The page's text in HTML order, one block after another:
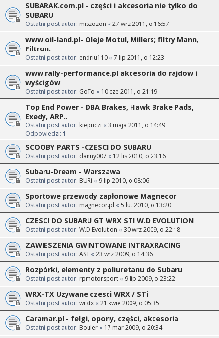
SUBARAK.com.pl - części i akcesoria nie tylko do
SUBARU
Ostatni post autor: miszozon « 27 wrz 2011, o 16:57
www.oil-land.pl- Oleje Motul, Millers; filtry Mann,
Filtron.
Ostatni post autor: endriu110 « 7 lip 2011, o 12:23
www.rally-performance.pl akcesoria do rajdow i
wyścigów
Ostatni post autor: GoTo « 10 cze 2011, o 21:19
Top End Power - DBA Brakes, Hawk Brake Pads,
Exedy, ARP..
Ostatni post autor: kiepuczi « 3 maja 2011, o 14:49
Odpowiedzi: 1
SCOOBY PARTS -CZESCI DO SUBARU
Ostatni post autor: danny007 « 12 lis 2010, o 23:16
Subaru-Dream - Warszawa
Ostatni post autor: BURi « 9 lip 2010, o 08:06
Sportowe przewody zapłonowe Magnecor
Ostatni post autor: magnecor.pl « 5 lut 2010, o 13:20
CZESCI DO SUBARU GT WRX STI W.D EVOLUTION
Ostatni post autor: W.D Evolution « 30 wrz 2009, o 22:18
ZAWIESZENIA GWINTOWANE INTRAXRACING
Ostatni post autor: AST « 23 wrz 2009, o 14:36
Rozpórki, elementy z poliuretanu do Subaru
Ostatni post autor: rpmotorsport « 9 lip 2009, o 23:22
WRX-TX Uzywane czesci WRX / STi
Ostatni post autor: wrxtx « 21 kwie 2009, o 05:35
Caramar.pl - felgi, opony, części, akcesoria
Ostatni post autor: Bouler « 17 mar 2009, o 20:34